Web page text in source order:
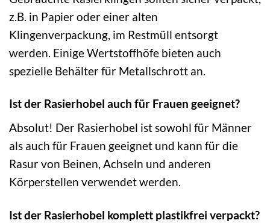
z.B. in Papier oder einer alten
Klingenverpackung, im Restmüll entsorgt
werden. Einige Wertstoffhöfe bieten auch
spezielle Behälter für Metallschrott an.
Ist der Rasierhobel auch für Frauen geeignet?
Absolut! Der Rasierhobel ist sowohl für Männer
als auch für Frauen geeignet und kann für die
Rasur von Beinen, Achseln und anderen
Körperstellen verwendet werden.
Ist der Rasierhobel komplett plastikfrei verpackt?